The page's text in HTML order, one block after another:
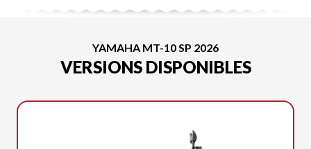
YAMAHA MT-10 SP 2026
VERSIONS DISPONIBLES